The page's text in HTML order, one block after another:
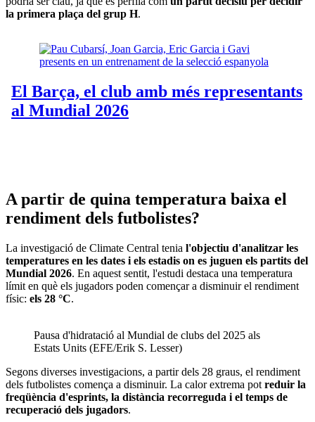
la primera plaça del grup H.
A partir de quina temperatura baixa el
rendiment dels futbolistes?
La investigació de Climate Central tenia l'objectiu d'analitzar les
temperatures en les dates i els estadis on es juguen els partits del
Mundial 2026. En aquest sentit, l'estudi destaca una temperatura
límit en què els jugadors poden començar a disminuir el rendiment
físic: els 28 °C.
Pausa d'hidratació al Mundial de clubs del 2025 als
Estats Units (EFE/Erik S. Lesser)
Segons diverses investigacions, a partir dels 28 graus, el rendiment
dels futbolistes comença a disminuir. La calor extrema pot reduir la
freqüència d'esprints, la distància recorreguda i el temps de
recuperació dels jugadors.